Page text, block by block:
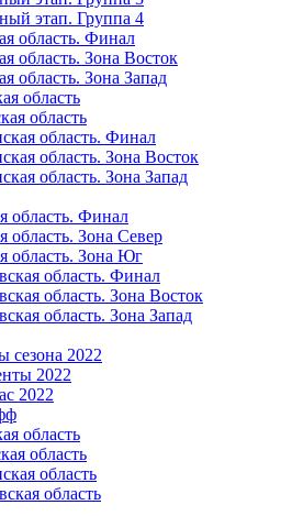
этап. Группа 4
область. Финал
область. Зона Восток
область. Зона Запад
область
область
область. Финал
область. Зона Восток
область. Зона Запад
область. Финал
область. Зона Север
область. Зона Юг
область. Финал
область. Зона Восток
область. Зона Запад
сезона 2022
2022
2022
область
область
область
область